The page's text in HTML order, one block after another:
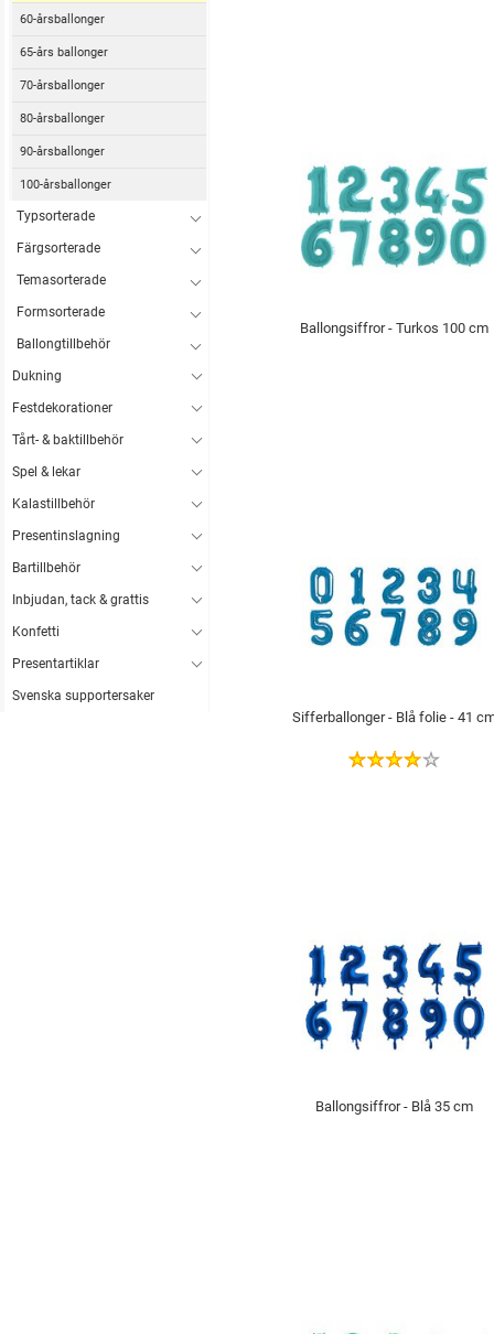
60-årsballonger
65-års ballonger
70-årsballonger
80-årsballonger
90-årsballonger
100-årsballonger
Typsorterade
Färgsorterade
Temasorterade
Formsorterade
Ballongtillbehör
Dukning
Festdekorationer
Tårt- & baktillbehör
Spel & lekar
Kalastillbehör
Presentinslagning
Bartillbehör
Inbjudan, tack & grattis
Konfetti
Presentartiklar
Svenska supportersaker
Ballongsiffror - Turkos 100 cm
Sifferballonger - Blå folie - 41
Ballongsiffror - Blå 35 cm